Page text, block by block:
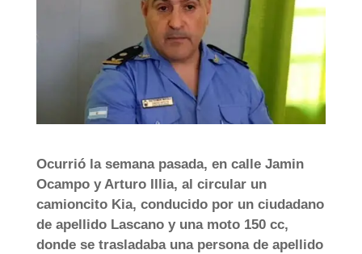
Ocurrió la semana pasada, en calle Jamin
Ocampo y Arturo Illia, al circular un
camioncito Kia, conducido por un ciudadano
de apellido Lascano y una moto 150 cc,
donde se trasladaba una persona de apellido